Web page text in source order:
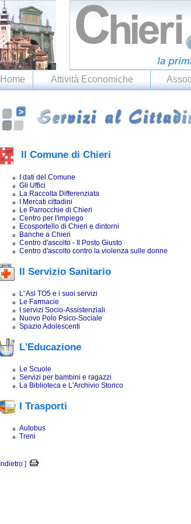
Home Attività Economiche
Il Comune di Chieri
I dati del Comune
Gli Uffici
La Raccolta Differenziata
I Mercati cittadini
Le Parrocchie di Chieri
Centro per l'impiego
Ecosportello di Chieri e dintorni
Banche a Chieri
Centro d'ascolto - Il Posto Giusto
Centro d'ascolto contro la violenza sulle donne
Il Servizio Sanitario
L' Asl TO5 e i suoi servizi
Le Farmacie
I servizi Socio-Assistenziali
Nuovo Polo Psico-Sociale
Spazio Adolescenti
L'Educazione
Le Scuole
Servizi per bambini e ragazzi
La Biblioteca e L'Archivio Storico
I Trasporti
Autobus
Treni
Indietro ]